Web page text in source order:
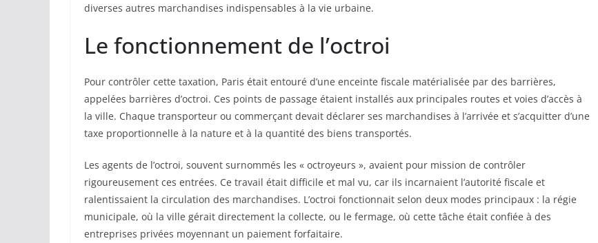
diverses autres marchandises indispensables à la vie urbaine.
Le fonctionnement de l’octroi
Pour contrôler cette taxation, Paris était entouré d’une enceinte fiscale matérialisée par des barrières,
appelées barrières d’octroi. Ces points de passage étaient installés aux principales routes et voies d’accès à
la ville. Chaque transporteur ou commerçant devait déclarer ses marchandises à l’arrivée et s’acquitter d’une
taxe proportionnelle à la nature et à la quantité des biens transportés.
Les agents de l’octroi, souvent surnommés les « octroyeurs », avaient pour mission de contrôler
rigoureusement ces entrées. Ce travail était difficile et mal vu, car ils incarnaient l’autorité fiscale et
ralentissaient la circulation des marchandises. L’octroi fonctionnait selon deux modes principaux : la régie
municipale, où la ville gérait directement la collecte, ou le fermage, où cette tâche était confiée à des
entreprises privées moyennant un paiement forfaitaire.